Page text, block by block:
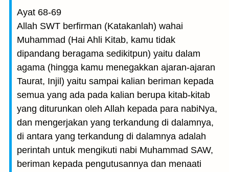
Ayat 68-69
Allah SWT berfirman (Katakanlah) wahai
Muhammad (Hai Ahli Kitab, kamu tidak
dipandang beragama sedikitpun) yaitu dalam
agama (hingga kamu menegakkan ajaran-ajaran
Taurat, Injil) yaitu sampai kalian beriman kepada
semua yang ada pada kalian berupa kitab-kitab
yang diturunkan oleh Allah kepada para nabiNya,
dan mengerjakan yang terkandung di dalamnya,
di antara yang terkandung di dalamnya adalah
perintah untuk mengikuti nabi Muhammad SAW,
beriman kepada pengutusannya dan menaati